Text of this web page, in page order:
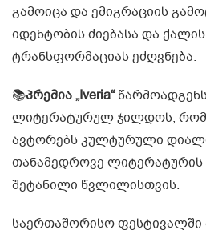
გამოიცა და ემიგრაციის
იდენტობის ძიებასა და ქალის
ტრანსფორმაციას ეძღვნება.
📚პრემია„Iveria“
ლიტერატურულ ჯილდოს,
ავტორებს კულტურული
თანამედროვე ლიტერატურის
შეტანილი წვლილისთვის.
საერთაშორისო ფესტივალში